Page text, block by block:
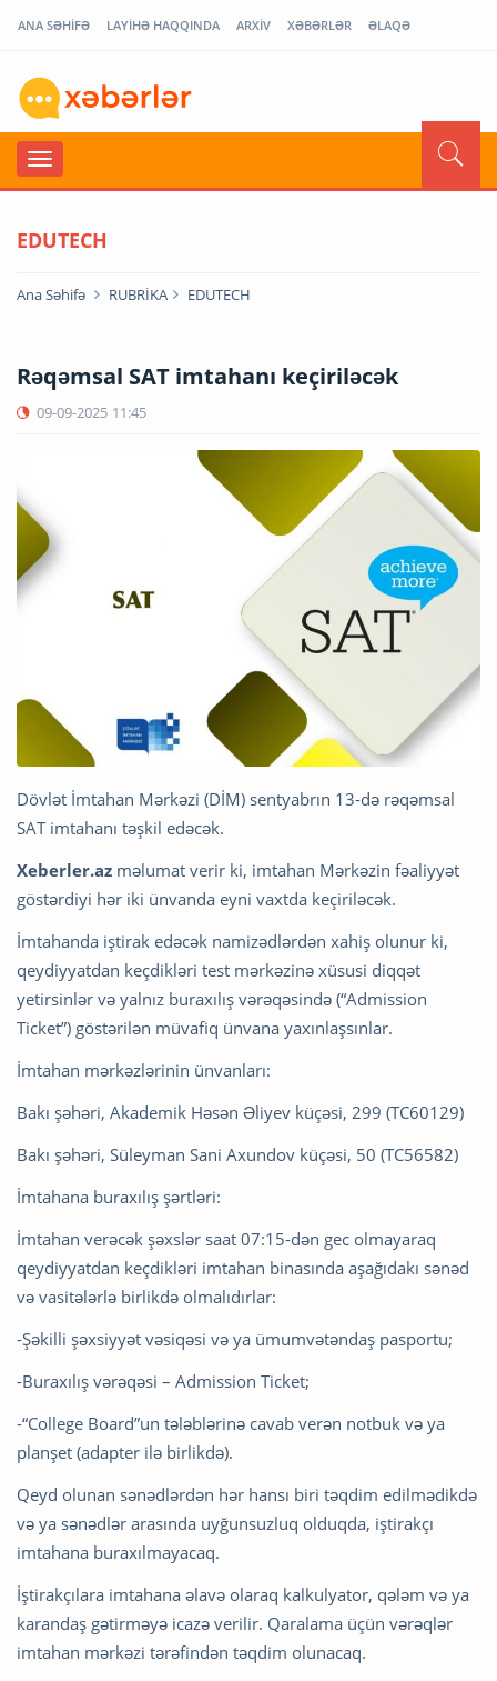
ANA SƏHİFƏ LAYİHƏ HAQQINDA ARXİV XƏBƏRLƏR ƏLAQƏ
EDUTECH
Ana Səhifə RUBRİKA EDUTECH
Rəqəmsal SAT imtahanı keçiriləcək
09-09-2025 11:45
Dövlət İmtahan Mərkəzi (DİM) sentyabrın 13-də rəqəmsal
SAT imtahanı təşkil edəcək.
Xeberler.az məlumat verir ki, imtahan Mərkəzin fəaliyyət
göstərdiyi hər iki ünvanda eyni vaxtda keçiriləcək.
İmtahanda iştirak edəcək namizədlərdən xahiş olunur ki,
qeydiyyatdan keçdikləri test mərkəzinə xüsusi diqqət
yetirsinlər və yalnız buraxılış vərəqəsində (“Admission
Ticket”) göstərilən müvafiq ünvana yaxınlaşsınlar.
İmtahan mərkəzlərinin ünvanları:
Bakı şəhəri, Akademik Həsən Əliyev küçəsi, 299 (TC60129)
Bakı şəhəri, Süleyman Sani Axundov küçəsi, 50 (TC56582)
İmtahana buraxılış şərtləri:
İmtahan verəcək şəxslər saat 07:15-dən gec olmayaraq
qeydiyyatdan keçdikləri imtahan binasında aşağıdakı sənəd
və vasitələrlə birlikdə olmalıdırlar:
-Şəkilli şəxsiyyət vəsiqəsi və ya ümumvətəndaş pasportu;
-Buraxılış vərəqəsi – Admission Ticket;
-“College Board”un tələblərinə cavab verən notbuk və ya
planşet (adapter ilə birlikdə).
Qeyd olunan sənədlərdən hər hansı biri təqdim edilmədikdə
və ya sənədlər arasında uyğunsuzluq olduqda, iştirakçı
imtahana buraxılmayacaq.
İştirakçılara imtahana əlavə olaraq kalkulyator, qələm və ya
karandaş gətirməyə icazə verilir. Qaralama üçün vərəqlər
imtahan mərkəzi tərəfindən təqdim olunacaq.